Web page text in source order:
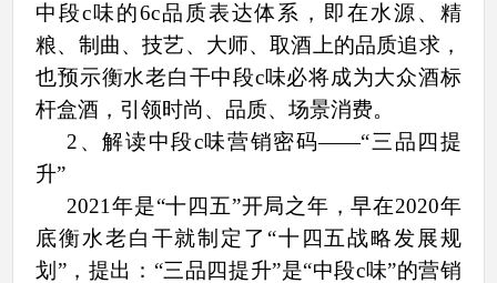
中段c味的6c品质表达体系，即在水源、精
粮、制曲、技艺、大师、取酒上的品质追求，
也预示衡水老白干中段c味必将成为大众酒标
杆盒酒，引领时尚、品质、场景消费。
2、解读中段c味营销密码——“三品四提
升”
2021年是“十四五”开局之年，早在2020年
底衡水老白干就制定了“十四五战略发展规
划”，提出：“三品四提升”是“中段c味”的营销